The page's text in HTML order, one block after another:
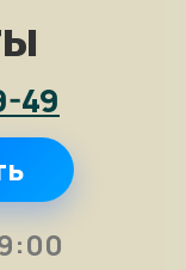
49